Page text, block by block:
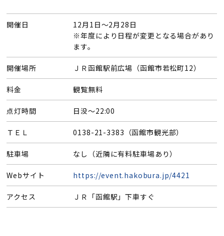
開催日
12月1日～2月28日
※年度により日程が変更となる場合があり
ます。
開催場所 ＪＲ函館駅前広場（函館市若松町12）
料金 観覧無料
点灯時間 日没～22:00
ＴＥＬ 0138-21-3383（函館市観光部）
駐車場 なし（近隣に有料駐車場あり）
Webサイト https://event.hakobura.jp/4421
アクセス ＪＲ「函館駅」下車すぐ